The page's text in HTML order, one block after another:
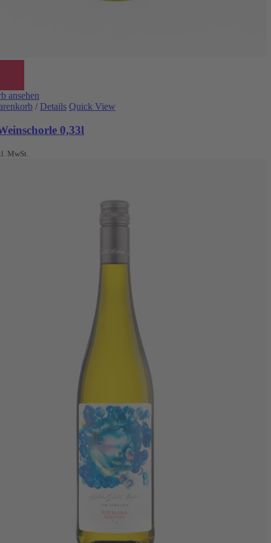
ansehen
/ Details Quick View
0,33l
MwSt.